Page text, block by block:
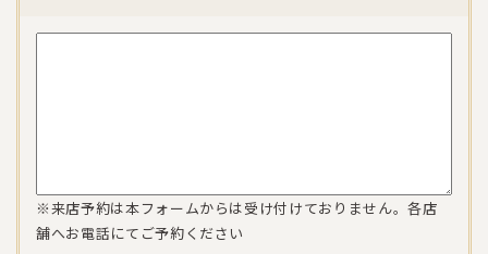
※来店予約は本フォームからは受け付けておりません。各店
舗へお電話にてご予約ください